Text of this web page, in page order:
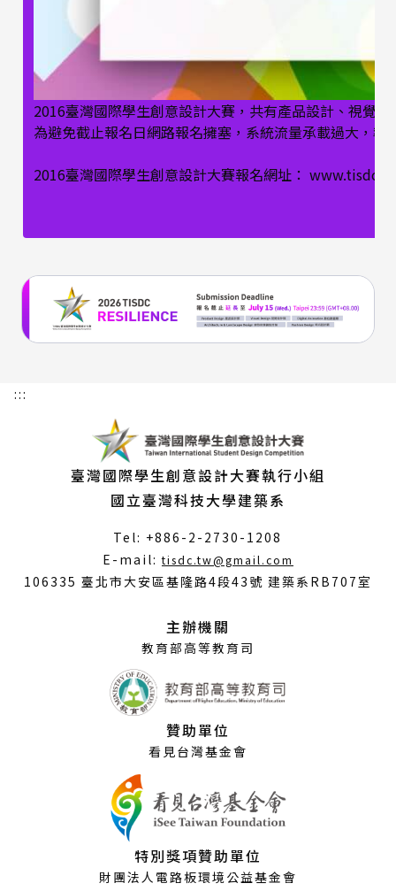
2016臺灣國際學生創意設計大賽，共有產品設計、視覺
為避免截止報名日網路報名擁塞，系統流量承載過大，
2016臺灣國際學生創意設計大賽報名網址：
:::
臺灣國際學生創意設計大賽執行小組
國立臺灣科技大學建築系
Tel: +886-2-2730-1208
E-mail:tisdc.tw@gmail.com
開
106335 臺北市大安區基隆路4段43號 建築系RB707室
主辦機關
教育部高等教育司
贊助單位
看見台灣基金會
特別獎項贊助單位
財團法人電路板環境公益基金會